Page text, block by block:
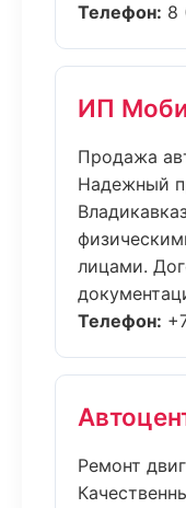
Телефон: 8
ИП
Продажа
Надежный
лицами.
Телефон:
Ремонт